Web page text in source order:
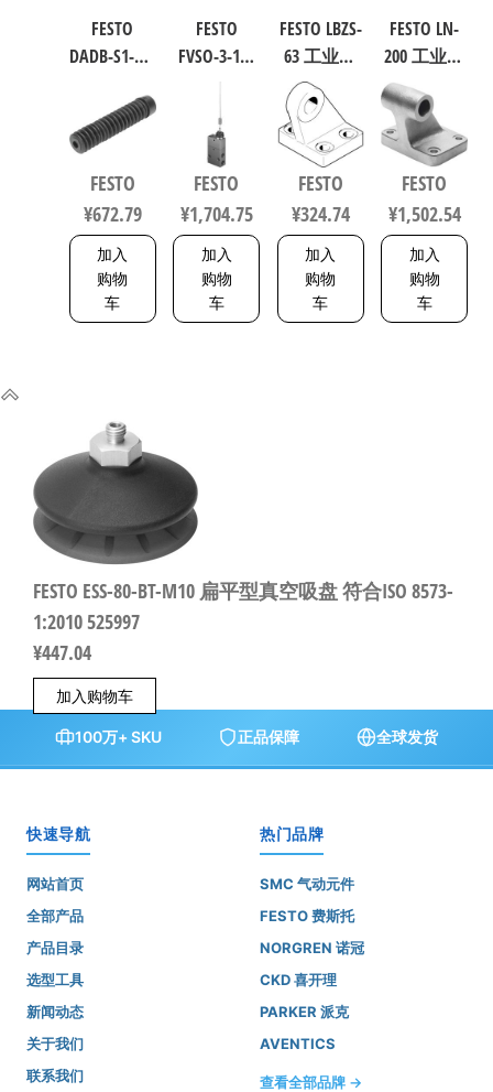
FESTO
DADB-S1-40-
缸波纹管
保护套 行
符合ISO
6432 / ISO
15552
553463
FESTO
¥672.79
加入
购物
车
FESTO
FVSO-3-1/8
化零部件
规格3 3877
FESTO
¥1,704.75
加入
购物
车
FESTO LBZS-
63 工业自
动化零部
件 规格63
33846
FESTO
¥324.74
加入
购物
车
FESTO LN-
200 工业自
动化零部
件 规格200
9038
FESTO
¥1,502.54
加入
购物
车
FESTO ESS-80-BT-M10 扁平型真空吸盘 符合ISO 8573-
1:2010 525997
¥447.04
加入购物车
100万+ SKU 正品保障 全球发货
快速导航
网站首页
全部产品
产品目录
选型工具
新闻动态
关于我们
联系我们
热门品牌
SMC 气动元件
FESTO 费斯托
NORGREN 诺冠
CKD 喜开理
PARKER 派克
AVENTICS
查看全部品牌 →